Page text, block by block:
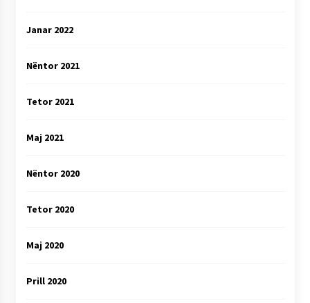
Janar 2022
Nëntor 2021
Tetor 2021
Maj 2021
Nëntor 2020
Tetor 2020
Maj 2020
Prill 2020